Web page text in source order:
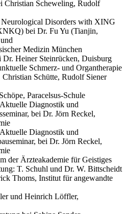
Scheweling, Rudolf
Neurological Disorders with XING
bei Dr. Fu Yu (Tianjin,
Medizin München
Dr. Heiner Steinrücken, Duisburg
Schmerz- und Organtherapie
Schütte, Rudolf Siener
Paracelsus-Schule
Diagnostik und
bei Dr. Jörn Reckel,
Diagnostik und
bei Dr. Jörn Reckel,
der Ärzteakademie für Geistiges
T. Schuhl und Dr. W. Bittscheidt
Thoms, Institut für angewandte
und Heinrich Löffler,